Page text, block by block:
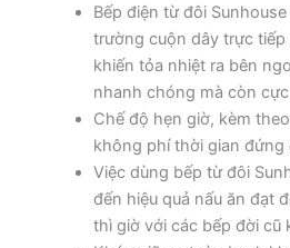
Bếp điện từ đôi
trường cuộn dây trực
khiến tỏa nhiệt ra bên
nhanh chóng mà còn
Chế độ hẹn giờ, kèm
không phí thời gian đứng
Việc dùng bếp từ đôi
đến hiệu quả nấu ăn đạt
thì giờ với các bếp đời cũ